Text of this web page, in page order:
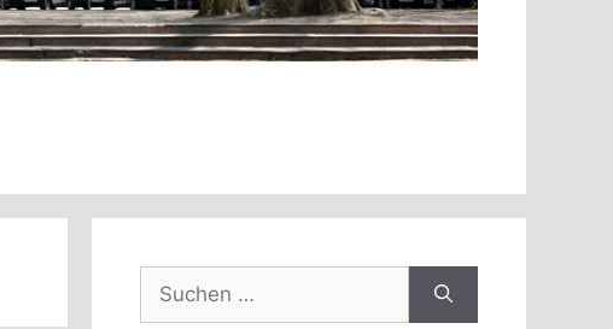
nach: